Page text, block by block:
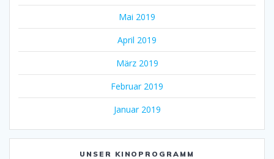
Mai 2019
April 2019
März 2019
Februar 2019
Januar 2019
UNSER KINOPROGRAMM